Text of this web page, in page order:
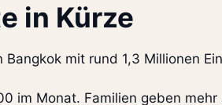
in Kürze
mit rund 1,3 Millionen
im Monat. Familien geben mehr